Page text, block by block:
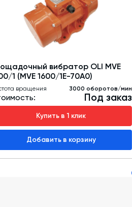
вибратор OLI MVE
1 (MVE 1600/1E-70A0)
вращения 3000 оборотов/мин
Под заказ
Купить в 1 клик
Добавить в корзину